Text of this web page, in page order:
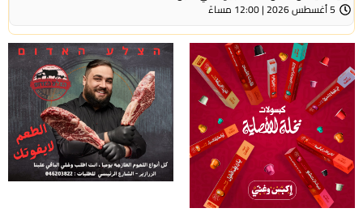
5 أغسطس 2026 | 12:00 مساءً